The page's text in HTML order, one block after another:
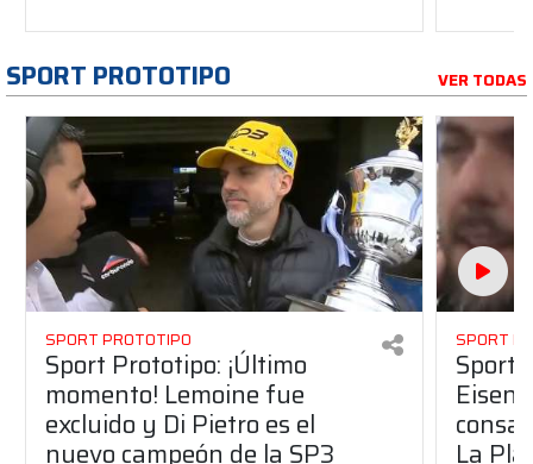
SPORT PROTOTIPO VER TODAS
SPORT PROTOTIPO
Sport Prototipo: ¡Último
momento! Lemoine fue
excluido y Di Pietro es el
nuevo campeón de la SP3
SPORT
Sport
La